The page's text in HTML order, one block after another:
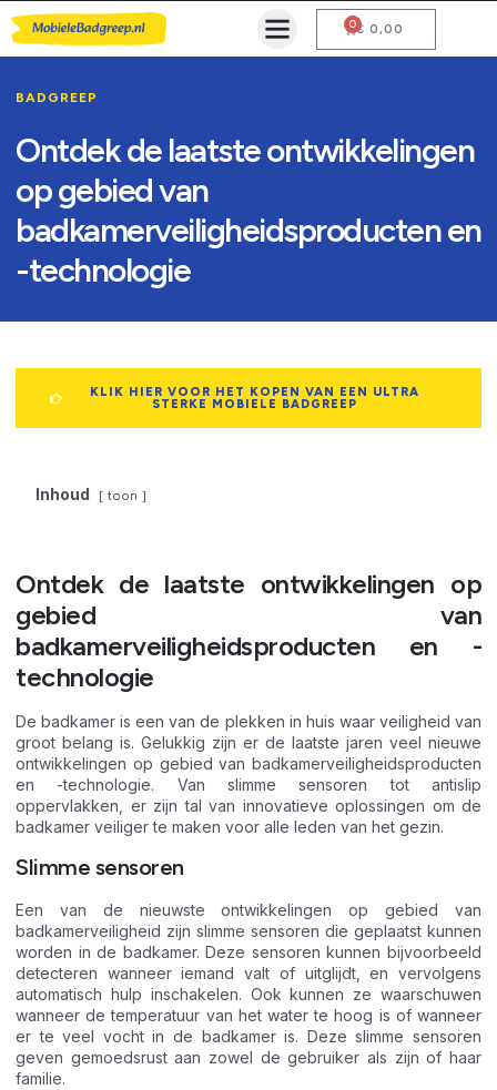
€ 0,00
0
BADGREEP
Ontdek de laatste ontwikkelingen
op gebied van
badkamerveiligheidsproducten en
-technologie
KLIK HIER VOOR HET KOPEN VAN EEN ULTRA
STERKE MOBIELE BADGREEP
Inhoud toon
Ontdek de laatste ontwikkelingen op
gebied van
badkamerveiligheidsproducten en -
technologie
De badkamer is een van de plekken in huis waar veiligheid van
groot belang is. Gelukkig zijn er de laatste jaren veel nieuwe
ontwikkelingen op gebied van badkamerveiligheidsproducten
en -technologie. Van slimme sensoren tot antislip
oppervlakken, er zijn tal van innovatieve oplossingen om de
badkamer veiliger te maken voor alle leden van het gezin.
Slimme sensoren
Een van de nieuwste ontwikkelingen op gebied van
badkamerveiligheid zijn slimme sensoren die geplaatst kunnen
worden in de badkamer. Deze sensoren kunnen bijvoorbeeld
detecteren wanneer iemand valt of uitglijdt, en vervolgens
automatisch hulp inschakelen. Ook kunnen ze waarschuwen
wanneer de temperatuur van het water te hoog is of wanneer
er te veel vocht in de badkamer is. Deze slimme sensoren
geven gemoedsrust aan zowel de gebruiker als zijn of haar
familie.